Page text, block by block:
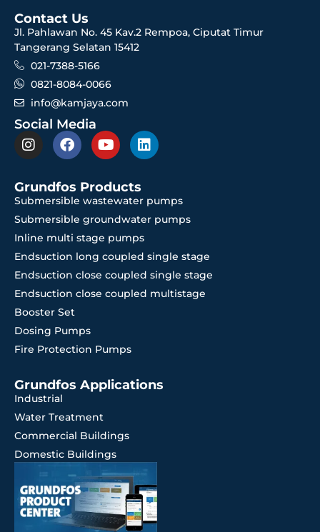
Contact Us
Jl. Pahlawan No. 45 Kav.2 Rempoa, Ciputat Timur
Tangerang Selatan 15412
021-7388-5166
0821-8084-0066
info@kamjaya.com
Social Media
Grundfos Products
Submersible wastewater pumps
Submersible groundwater pumps
Inline multi stage pumps
Endsuction long coupled single stage
Endsuction close coupled single stage
Endsuction close coupled multistage
Booster Set
Dosing Pumps
Fire Protection Pumps
Grundfos Applications
Industrial
Water Treatment
Commercial Buildings
Domestic Buildings